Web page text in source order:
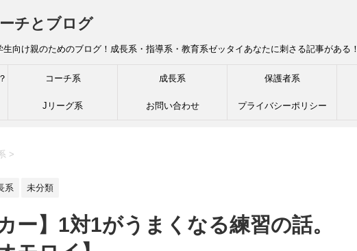
チとブログ
生向け親のためのブログ！成長系・指導系・教育系ゼッタイあなたに刺さる記事がある！
コーチ系 成長系 保護者系
Jリーグ系 お問い合わせ プライバシーポリシー
>
系 未分類
ー】1対1がうまくなる練習の話。